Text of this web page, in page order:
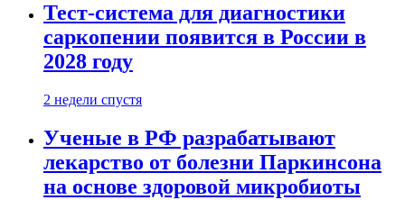
Тест-система для диагностики
саркопении появится в России в
2028 году
2 недели спустя
Ученые в РФ разрабатывают
лекарство от болезни Паркинсона
на основе здоровой микробиоты